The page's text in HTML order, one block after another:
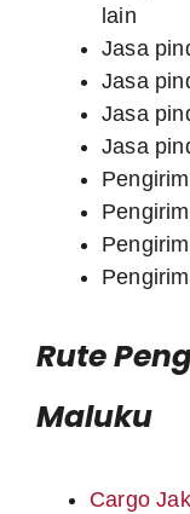
lain
Jasa
Jasa
Jasa
Jasa
Rute
Maluku
Cargo